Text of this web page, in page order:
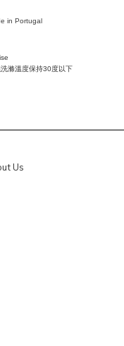
in Portugal
滌溫度保持30度以下
Us